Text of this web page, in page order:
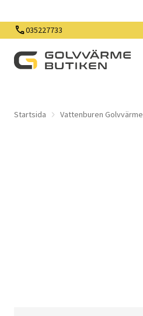
035227733
Startsida Vattenburen Golvvärme